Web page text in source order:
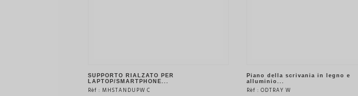
SUPPORTO RIALZATO PER
LAPTOP/SMARTPHONE...
Rèf : MHSTANDUPW C
Piano della scrivania in legno e
alluminio...
Rèf : ODTRAY W